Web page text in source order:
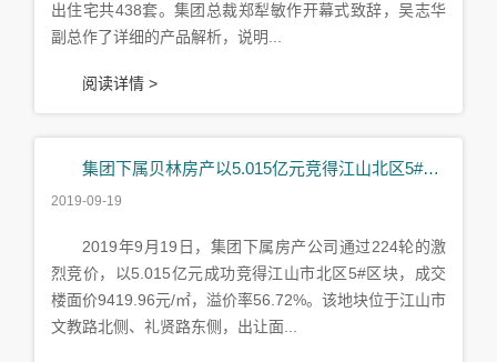
出住宅共438套。集团总裁郑犁敏作开幕式致辞，吴志华
副总作了详细的产品解析，说明...
阅读详情 >
集团下属贝林房产以5.015亿元竞得江山北区5#区块开发权
2019-09-19
2019年9月19日，集团下属房产公司通过224轮的激
烈竞价，以5.015亿元成功竞得江山市北区5#区块，成交
楼面价9419.96元/㎡，溢价率56.72%。该地块位于江山市
文教路北侧、礼贤路东侧，出让面...